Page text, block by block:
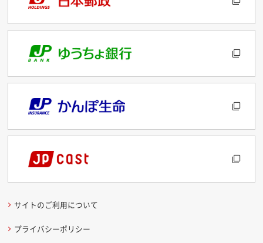
サイトのご利用について
プライバシーポリシー